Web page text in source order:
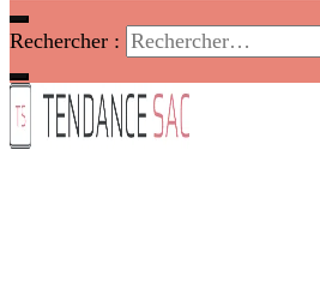
Rechercher :